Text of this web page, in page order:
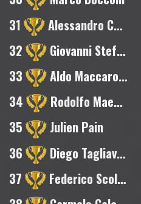
31
Alessandro Capotosti
32
Giovanni Stefani
33
Aldo Maccarone
34
Rodolfo Maestri
35
Julien Pain
36
Diego Tagliavini
37
Federico Scolari